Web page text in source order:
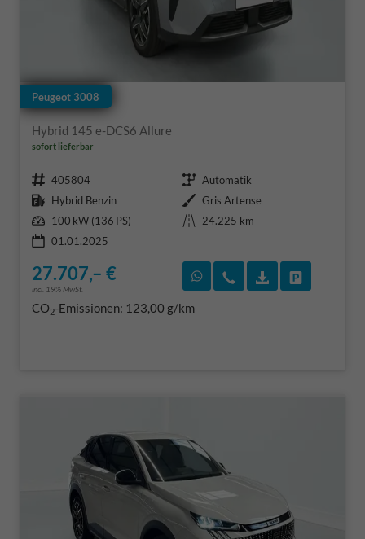
Peugeot 3008
Hybrid 145 e-DCS6 Allure
sofort lieferbar
Fahrzeugnr. 405804 Getriebe Automatik
Kraftstoff Hybrid Benzin Außenfarbe Gris Artense
Leistung 100 kW (136 PS) Kilometerstand
24.225 km
01.01.2025
27.707,– €
incl. 19% MwSt.
Rückruf vereinbaren
Wir rufen Sie an
CO2-Emissionen: 123,00 g/km